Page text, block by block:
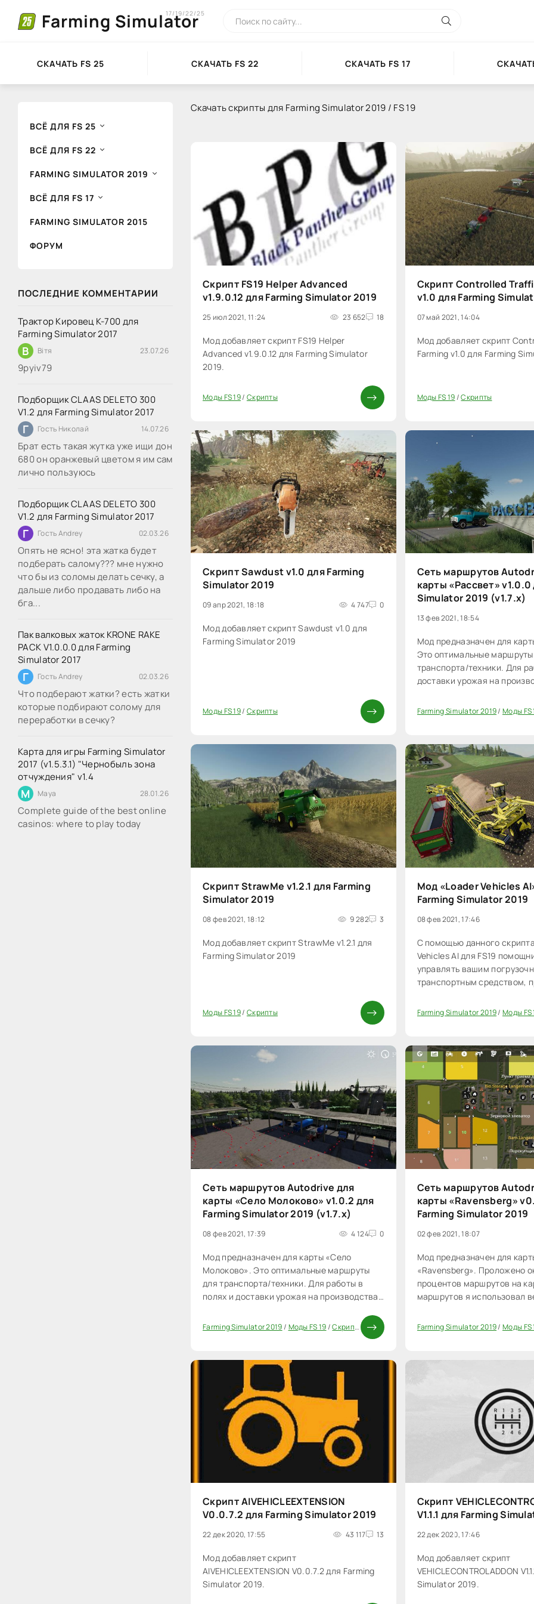
Farming Simulator
17/19/22/25
СКАЧАТЬ FS 25 СКАЧАТЬ FS 22 СКАЧАТЬ FS 17
ВСЁ ДЛЯ FS 25
ВСЁ ДЛЯ FS 22
FARMING SIMULATOR 2019
ВСЁ ДЛЯ FS 17
FARMING SIMULATOR 2015
ФОРУМ
ПОСЛЕДНИЕ КОММЕНТАРИИ
Трактор Кировец К-700 для
Farming Simulator 2017
В Вітя 23.07.26
9руіv79
Подборщик CLAAS DELETO 300
V1.2 для Farming Simulator 2017
Г Гость Николай 14.07.26
Брат есть такая жутка уже ищи дон
680 он оранжевый цветом я им сам
лично пользуюсь
Подборщик CLAAS DELETO 300
V1.2 для Farming Simulator 2017
Г Гость Andrey 02.03.26
Опять не ясно! эта жатка будет
подберать салому??? мне нужно
что бы из соломы делать сечку, а
дальше либо продавать либо на
бга...
Пак валковых жаток KRONE RAKE
PACK V1.0.0.0 для Farming
Simulator 2017
Г Гость Andrey 02.03.26
Что подберают жатки? есть жатки
которые подбирают солому для
переработки в сечку?
Карта для игры Farming Simulator
2017 (v1.5.3.1) "Чернобыль зона
отчуждения" v1.4
M Maya 28.01.26
Complete guide of the best online
casinos: where to play today
Скачать скрипты для Farming Simulator 2019 / FS 19
Скрипт FS19 Helper Advanced
v1.9.0.12 для Farming Simulator 2019
25 июл 2021, 11:24 23 652 18
Мод добавляет скрипт FS19 Helper
Advanced v1.9.0.12 для Farming Simulator
2019.
40
Моды FS 19/ Скрипты
Скрипт Controlled
v1.0 для Farming
07 май 2021, 14:04
Мод добавляет скрипт
Farming v1.0 для Farming
Моды FS 19/Скрипты
Скрипт Sawdust v1.0 для Farming
Simulator 2019
09 апр 2021, 18:18 4 747 0
Мод добавляет скрипт Sawdust v1.0 для
Farming Simulator 2019
60
Моды FS 19/ Скрипты
Сеть маршрутов
карты «Рассвет» v1.0.0
Simulator 2019 (v1.7.x)
13 фев 2021, 18:54
Мод предназначен для
Это оптимальные
транспорта/техники. Для
доставки урожая на
Farming Simulator 2019/Моды FS
Скрипт StrawMe v1.2.1 для Farming
Simulator 2019
08 фев 2021, 18:12 9 282 3
Мод добавляет скрипт StrawMe v1.2.1 для
Farming Simulator 2019
Моды FS 19/ Скрипты
Мод «Loader Vehicles
Farming Simulator 2019
08 фев 2021, 17:46
С помощью данного
Vehicles AI для FS19
управлять вашим
транспортным средством,
перед загружаемой массой
Farming Simulator 2019/Моды FS
Сеть маршрутов Autodrive для
карты «Село Молоково» v1.0.2 для
Farming Simulator 2019 (v1.7.x)
08 фев 2021, 17:39 4 124 0
Мод предназначен для карты «Село
Молоково». Это оптимальные маршруты
для транспорта/техники. Для работы в
полях и доставки урожая на производства
использовал версию разработчика
Farming Simulator 2019/ Моды FS 19/Скрипты
Сеть маршрутов
карты «Ravensberg»
Farming Simulator 2019
02 фев 2021, 18:07
Мод предназначен для
«Ravensberg». Проложено
процентов маршрутов на
маршрутов я использовал
0
Farming Simulator 2019/Моды FS
Скрипт AIVEHICLEEXTENSION
V0.0.7.2 для Farming Simulator 2019
22 дек 2020, 17:55 43 117 13
Мод добавляет скрипт
AIVEHICLEEXTENSION V0.0.7.2 для Farming
Simulator 2019.
Скрипт
V1.1.1 для Farming
22 дек 2020, 17:46
Мод добавляет скрипт
VEHICLECONTROLADDON
Simulator 2019.